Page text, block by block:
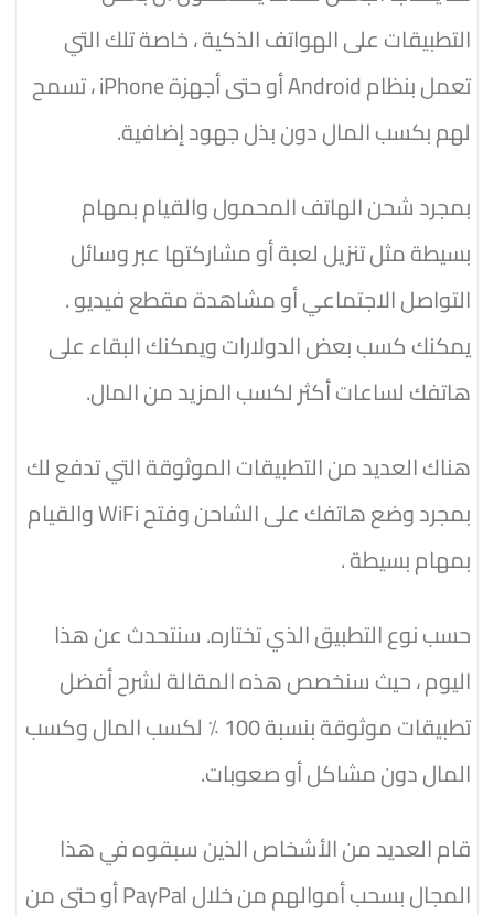
التطبيقات على الهواتف الذكية ، خاصة تلك التي
تعمل بنظام Android أو حتى أجهزة iPhone ، تسمح
لهم بكسب المال دون بذل جهود إضافية.
بمجرد شحن الهاتف المحمول والقيام بمهام
بسيطة مثل تنزيل لعبة أو مشاركتها عبر وسائل
التواصل الاجتماعي أو مشاهدة مقطع فيديو .
يمكنك كسب بعض الدولارات ويمكنك البقاء على
هاتفك لساعات أكثر لكسب المزيد من المال.
هناك العديد من التطبيقات الموثوقة التي تدفع لك
بمجرد وضع هاتفك على الشاحن وفتح WiFi والقيام
بمهام بسيطة .
حسب نوع التطبيق الذي تختاره. سنتحدث عن هذا
اليوم ، حيث سنخصص هذه المقالة لشرح أفضل
تطبيقات موثوقة بنسبة 100 ٪ لكسب المال وكسب
المال دون مشاكل أو صعوبات.
قام العديد من الأشخاص الذين سبقوه في هذا
المجال بسحب أموالهم من خلال PayPal أو حتى من